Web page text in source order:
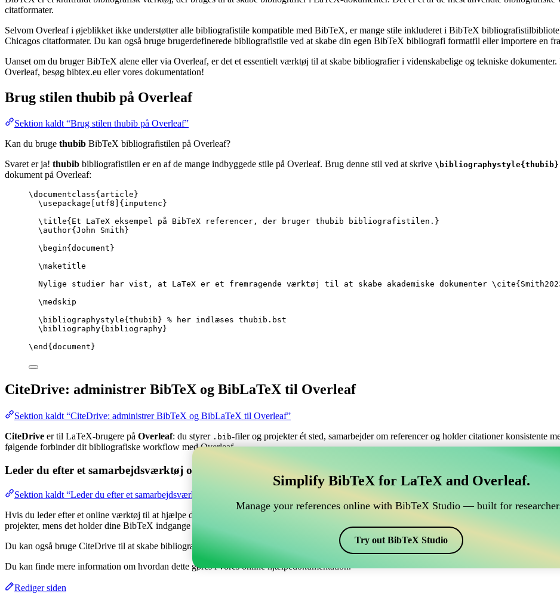
citatformater.
Selvom Overleaf i øjeblikket ikke understøtter alle bibliografistile kompatible med BibTeX, er mange stile inkluderet i BibTeX
Chicagos citatformater. Du kan også bruge brugerdefinerede bibliografistile ved at skabe din egen BibTeX bibliografi formatfil eller importere en
Uanset om du bruger BibTeX alene eller via Overleaf, er det et essentielt værktøj til at skabe bibliografier i videnskabelige og tekniske
Overleaf, besøg bibtex.eu eller vores dokumentation!
Brug stilen thubib på Overleaf
Sektion kaldt “Brug stilen thubib på Overleaf”
Kan du bruge thubib BibTeX bibliografistilen på Overleaf?
Svaret er ja! thubib bibliografistilen er en af de mange indbyggede stile på Overleaf. Brug denne stil ved at skrive \bibliographystyle{thubib}
dokument på Overleaf:
\documentclass{ article }
\usepackage
utf8 ]{ inputenc }
\title{Et LaTeX eksempel på BibTeX referencer, der bruger thubib bibliografistilen.}
\author{John Smith}
\begin{ document }
\maketitle
Nylige studier har vist, at LaTeX er et fremragende værktøj til at skabe akademiske dokumenter \cite{
\medskip
\bibliographystyle{thubib} % her indlæses thubib.bst
\bibliography{bibliography}
\end { document }
CiteDrive: administrer BibTeX og BibLaTeX til Overleaf
Sektion kaldt “CiteDrive: administrer BibTeX og BibLaTeX til Overleaf”
CiteDrive er til LaTeX-brugere på Overleaf: du styrer .bib-filer og projekter ét sted, samarbejder om referencer og holder citationer konsistente
følgende forbinder dit bibliografiske workflow med Overleaf.
Leder du efter et samarbejdsværktøj online til at håndtere dine BibTeX referencer, som forbindes til Overleaf?
Sektion kaldt “Leder du efter et samarbejdsværktøj online til at håndtere dine BibTeX referencer, som forbindes til Overleaf?”
Hvis du leder efter et online værktøj til at hjælpe dig med at håndtere dine referencer, citater og bibliografi på Overleaf, så kan CiteDrive være
projekter, mens det holder dine BibTeX indgange opdateret i dit Overleaf projekt.
Du kan også bruge CiteDrive til at skabe bibliografier og citater i forskellige stile, inklusiv thubib. Så hvis du leder efter en nem måde at håndtere
Du kan finde mere information om hvordan dette gøres i vores online hjælpedokumentation.
Rediger siden
Simplify BibTeX for LaTeX and Overleaf.
Manage your references online with BibTeX Studio — built for
Try out BibTeX Studio